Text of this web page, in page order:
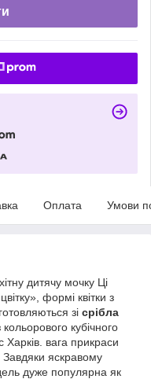
Оплата Умови
дитячу мочку Ці
формі квітки з
зі срібла
кубічного
Харків. вага прикраси
яскравому
дуже популярна як